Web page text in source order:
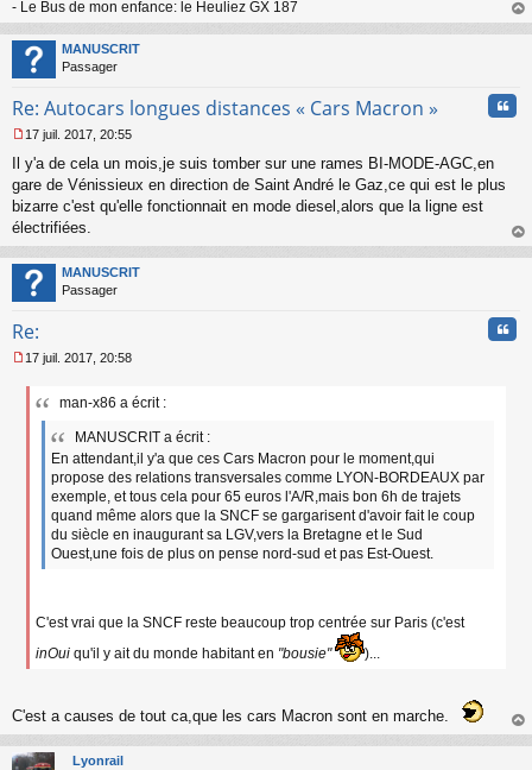
- Le Bus de mon enfance: le Heuliez GX 187
au
MANUSCRIT
Passager
Re: Autocars longues distances « Cars Macron »
e
s
s
g
n
o
l
u
17 juil. 2017, 20:55
Il y'a de cela un mois,je suis tomber sur une rames BI-MODE-AGC,en
gare de Vénissieux en direction de Saint André le Gaz,ce qui est le plus
bizarre c'est qu'elle fonctionnait en mode diesel,alors que la ligne est
électrifiées.
au
MANUSCRIT
Passager
Re:
e
17 juil. 2017, 20:58
man-x86 a écrit :
MANUSCRIT a écrit :
En attendant,il y'a que ces Cars Macron pour le moment,qui
propose des relations transversales comme LYON-BORDEAUX par
exemple, et tous cela pour 65 euros l'A/R,mais bon 6h de trajets
quand même alors que la SNCF se gargarisent d'avoir fait le coup
du siècle en inaugurant sa LGV,vers la Bretagne et le Sud
Ouest,une fois de plus on pense nord-sud et pas Est-Ouest.
C'est vrai que la SNCF reste beaucoup trop centrée sur Paris (c'est
inOui qu'il y ait du monde habitant en "bousie" )...
C'est a causes de tout ca,que les cars Macron sont en marche.
au
Lyonrail